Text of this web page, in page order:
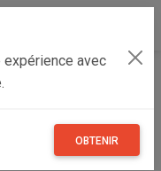
avec
OBTENIR